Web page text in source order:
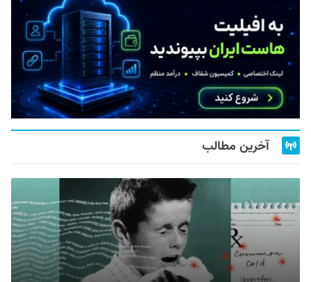
آخرین مطالب